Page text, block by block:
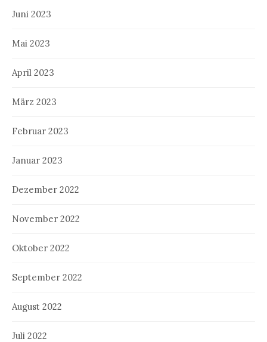
Juni 2023
Mai 2023
April 2023
März 2023
Februar 2023
Januar 2023
Dezember 2022
November 2022
Oktober 2022
September 2022
August 2022
Juli 2022